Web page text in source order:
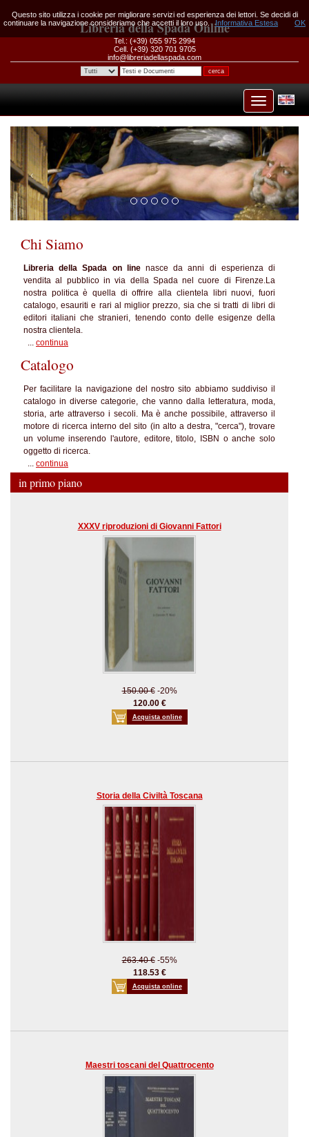
Libreria della Spada Online
Tel.: (+39) 055 975 2994
Cell. (+39) 320 701 9705
info@libreriadellaspada.com
Chi Siamo
Libreria della Spada on line nasce da anni di esperienza di
vendita al pubblico in via della Spada nel cuore di Firenze.La
nostra politica è quella di offrire alla clientela libri nuovi, fuori
catalogo, esauriti e rari al miglior prezzo, sia che si tratti di libri di
editori italiani che stranieri, tenendo conto delle esigenze della
nostra clientela.
... continua
Catalogo
Per facilitare la navigazione del nostro sito abbiamo suddiviso il
catalogo in diverse categorie, che vanno dalla letteratura, moda,
storia, arte attraverso i secoli. Ma è anche possibile, attraverso il
motore di ricerca interno del sito (in alto a destra, "cerca"), trovare
un volume inserendo l'autore, editore, titolo, ISBN o anche solo
oggetto di ricerca.
... continua
in primo piano
XXXV riproduzioni di Giovanni Fattori
150.00 €-20%
120.00 €
Acquista online
Storia della Civiltà Toscana
263.40 €-55%
118.53 €
Acquista online
Maestri toscani del Quattrocento
Questo sito utilizza i cookie per migliorare servizi ed esperienza dei lettori. Se decidi di
continuare la navigazione consideriamo che accetti il loro uso.
Informativa Estesa OK